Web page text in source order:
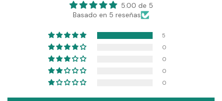
5.00 de 5
Basado en 5 reseñas
5
0
0
0
0